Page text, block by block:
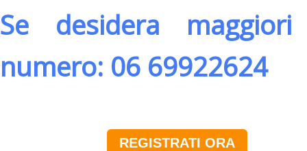
Se desidera
numero: 06 69922624
REGISTRATI ORA